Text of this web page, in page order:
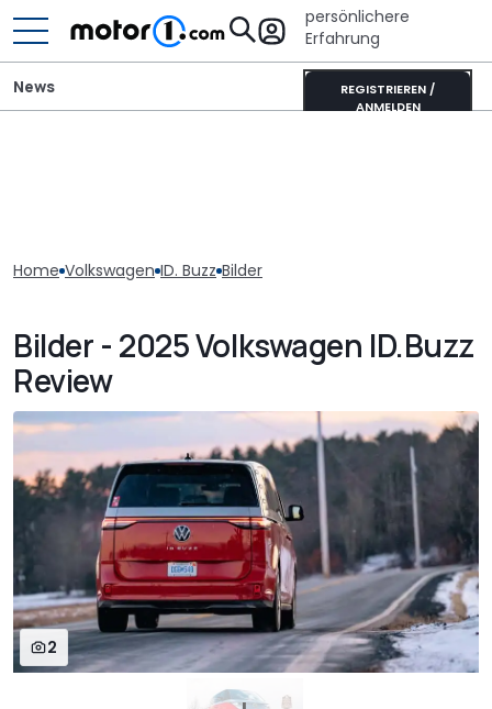
persönlichere
Erfahrung
REGISTRIEREN /
ANMELDEN
News
Home Volkswagen ID. Buzz Bilder
Bilder - 2025 Volkswagen ID.Buzz
Review
2